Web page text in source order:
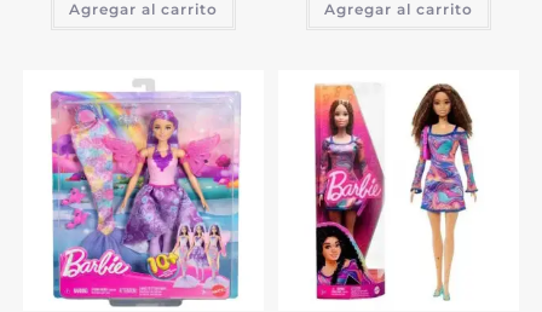
Agregar al carrito Agregar al carrito